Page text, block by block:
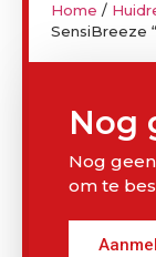
Home /
SensiBreeze
Nog
Nog
om te